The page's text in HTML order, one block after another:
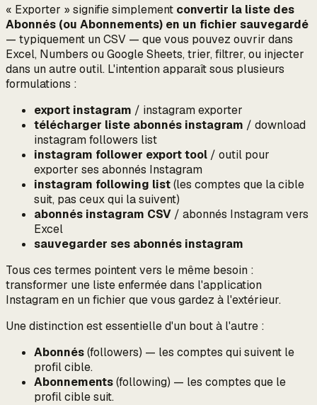
« Exporter » signifie simplement convertir la liste des
Abonnés (ou Abonnements) en un fichier sauvegardé
— typiquement un CSV — que vous pouvez ouvrir dans
Excel, Numbers ou Google Sheets, trier, filtrer, ou injecter
dans un autre outil. L'intention apparaît sous plusieurs
formulations :
export instagram / instagram exporter
télécharger liste abonnés instagram / download
instagram followers list
instagram follower export tool / outil pour
exporter ses abonnés Instagram
instagram following list(les comptes que la cible
suit, pas ceux qui la suivent)
abonnés instagram CSV / abonnés Instagram vers
Excel
sauvegarder ses abonnés instagram
Tous ces termes pointent vers le même besoin :
transformer une liste enfermée dans l'application
Instagram en un fichier que vous gardez à l'extérieur.
Une distinction est essentielle d'un bout à l'autre :
Abonnés(followers) — les comptes qui suivent le
profil cible.
Abonnements(following) — les comptes que le
profil ciblesuit.